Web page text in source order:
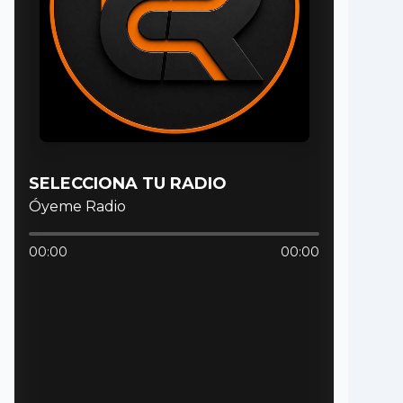
SELECCIONA TU RADIO
Óyeme Radio
00:00 00:00